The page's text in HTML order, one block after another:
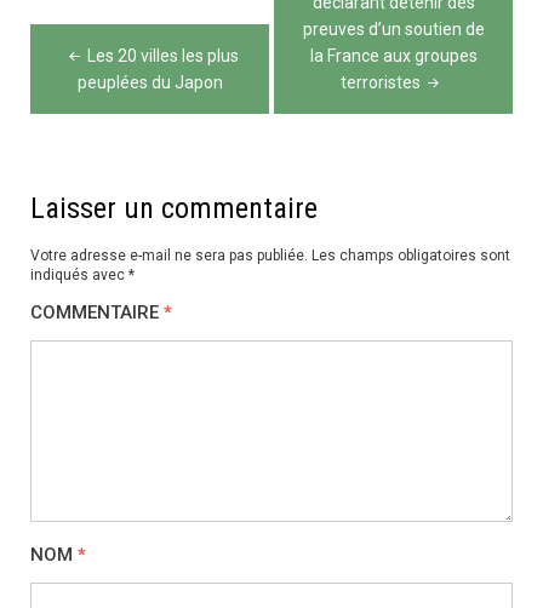
l’articleLes 20 villes les plus
peuplées du Japon
preuves d’un soutien de
la France aux groupes
terroristes
Laisser un commentaire
Votre adresse e-mail ne sera pas publiée. Les champs obligatoires sont
indiqués avec *
COMMENTAIRE *
NOM *